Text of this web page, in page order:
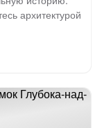
архитектурой